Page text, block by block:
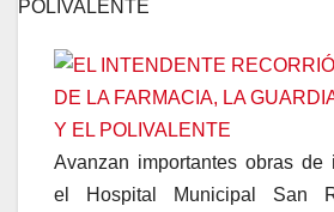
Avanzan importantes obras de
el Hospital Municipal San